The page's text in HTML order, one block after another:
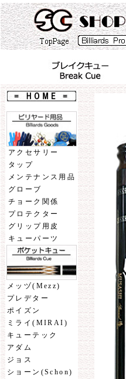
アクセサリー
タップ
メンテナンス用品
グローブ
チョーク関係
プロテクター
グリップ用皮
キューパーツ
メッヅ(Mezz)
プレデター
ポイズン
ミライ(MIRAI)
キューテック
アダム
ジョス
ショーン(Schon)